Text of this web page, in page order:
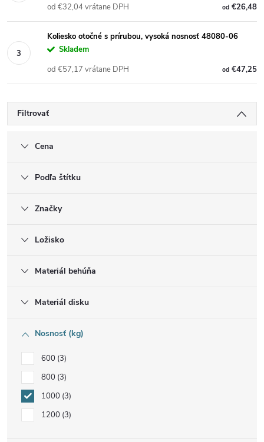
od€26,48
od €32,04 vrátane DPH
Koliesko otočné s prírubou, vysoká nosnosť 48080-06
Skladem
od€47,25
od €57,17 vrátane DPH
Filtrovať
Cena
Podľa štítku
Značky
Ložisko
Materiál behúňa
Materiál disku
Nosnosť (kg)
600 3
800 3
1000 3
1200 3